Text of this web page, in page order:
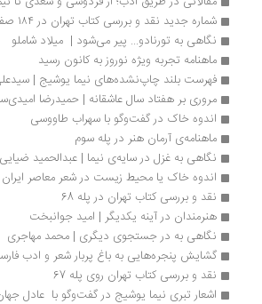
شماره جدید نقد و بررسی کتاب تهران در ۱۸۴ صفحه
نگاهی به تورنادو... پیر می‌شود |  میلاد شاملو
ماهنامه تجربه ویژه نوروز به کانون رسید
فهرست بلند چاپ‌نشده‌های نیما یوشیج |
مروری بر هفتاد سال عاشقانه | حمیدرضا
اندوه خاک در گفت‌وگو با سهراب طاووسی
ماهنامه‌ی آرمان هنر در پله سوم
نگاهی به غزل در سایه‌ی نیما | عبدالحمید ضیایی
اندوه خاک یا محیط زیست در شعر معاصر ایران
نقد و بررسی کتاب تهران در پله 68
هنرمندان در آینه یکدیگر | امید جوانبخت
نگاهی به در جستجوی دیگری | محمد مهاجری
گشایش پنجره‌هایی به باغ پربار شعر و ادب
نقد و بررسی کتاب تهران روی پله 67
اشعار تبری نیما یوشیج در گفت‌وگو با  عادل